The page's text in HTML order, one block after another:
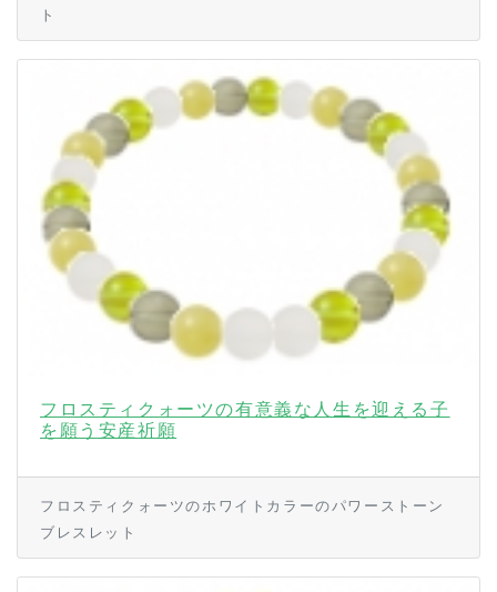
ト
フロスティクォーツの有意義な人生を迎える子
を願う安産祈願
フロスティクォーツのホワイトカラーのパワーストーン
ブレスレット